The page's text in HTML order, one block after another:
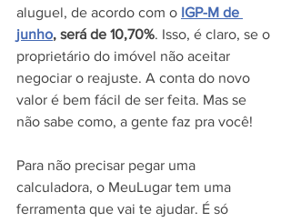
aluguel, de acordo com o IGP-M de
junho, será de 10,70%. Isso, é claro, se o
proprietário do imóvel não aceitar
negociar o reajuste. A conta do novo
valor é bem fácil de ser feita. Mas se
não sabe como, a gente faz pra você!
Para não precisar pegar uma
calculadora, o MeuLugar tem uma
ferramenta que vai te ajudar. É só